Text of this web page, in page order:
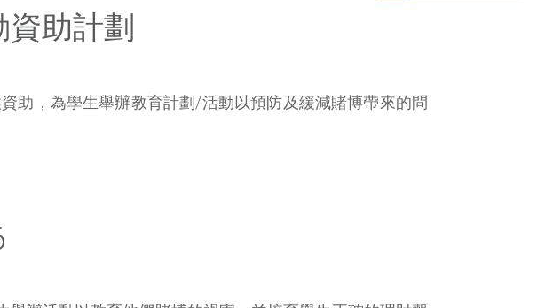
助計劃
助，為學生舉辦教育計劃/活動以預防及緩減賭博帶來的問